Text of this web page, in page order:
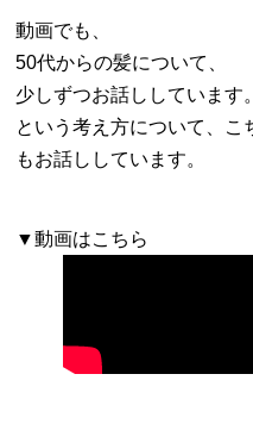
動画でも、
50代からの髪について、
少しずつお話ししています
という考え方について、こ
もお話ししています。
▼動画はこちら